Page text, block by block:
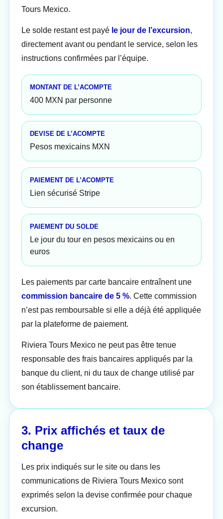
Tours Mexico.
Le solde restant est payé le jour de l’excursion,
directement avant ou pendant le service, selon les
instructions confirmées par l’équipe.
MONTANT DE L’ACOMPTE
400 MXN par personne
DEVISE DE L’ACOMPTE
Pesos mexicains MXN
PAIEMENT DE L’ACOMPTE
Lien sécurisé Stripe
PAIEMENT DU SOLDE
Le jour du tour en pesos mexicains ou en
euros
Les paiements par carte bancaire entraînent une
commission bancaire de 5 %. Cette commission
n’est pas remboursable si elle a déjà été appliquée
par la plateforme de paiement.
Riviera Tours Mexico ne peut pas être tenue
responsable des frais bancaires appliqués par la
banque du client, ni du taux de change utilisé par
son établissement bancaire.
3. Prix affichés et taux de
change
Les prix indiqués sur le site ou dans les
communications de Riviera Tours Mexico sont
exprimés selon la devise confirmée pour chaque
excursion.